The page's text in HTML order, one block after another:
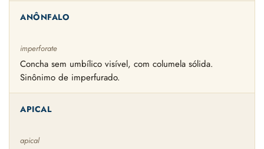
ANÔNFALO
imperforate
Concha sem umbílico visível, com columela sólida.
Sinônimo de imperfurado.
APICAL
apical